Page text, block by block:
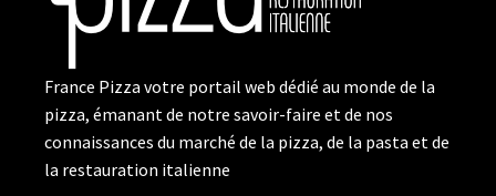
France Pizza votre portail web dédié au monde de la
pizza, émanant de notre savoir-faire et de nos
connaissances du marché de la pizza, de la pasta et de
la restauration italienne